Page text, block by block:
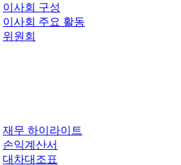
이사회 구성
이사회 주요 활동
위원회
재무 하이라이트
손익계산서
대차대조표